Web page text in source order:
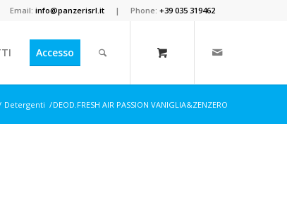
Email:info@panzerisrl.it | Phone:+39 035 319462
Accesso
Detergenti /DEOD.FRESH AIR PASSION VANIGLIA&ZENZERO